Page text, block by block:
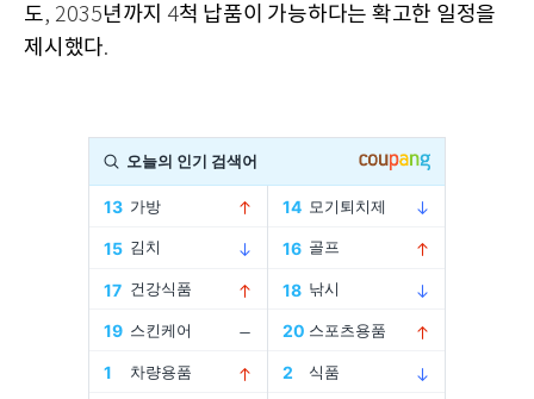
도, 2035년까지 4척 납품이 가능하다는 확고한 일정을
제시했다.